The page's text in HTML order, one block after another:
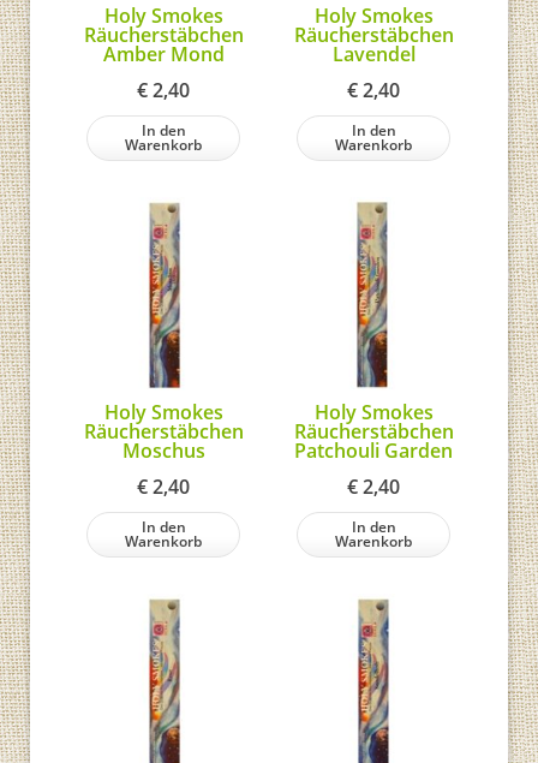
Holy Smokes
Räucherstäbchen
Amber Mond
€2,40
In den
Warenkorb
Holy Smokes
Räucherstäbchen
Lavendel
€2,40
In den
Warenkorb
Holy Smokes
Räucherstäbchen
Moschus
€2,40
In den
Warenkorb
Holy Smokes
Räucherstäbchen
Patchouli Garden
€2,40
In den
Warenkorb